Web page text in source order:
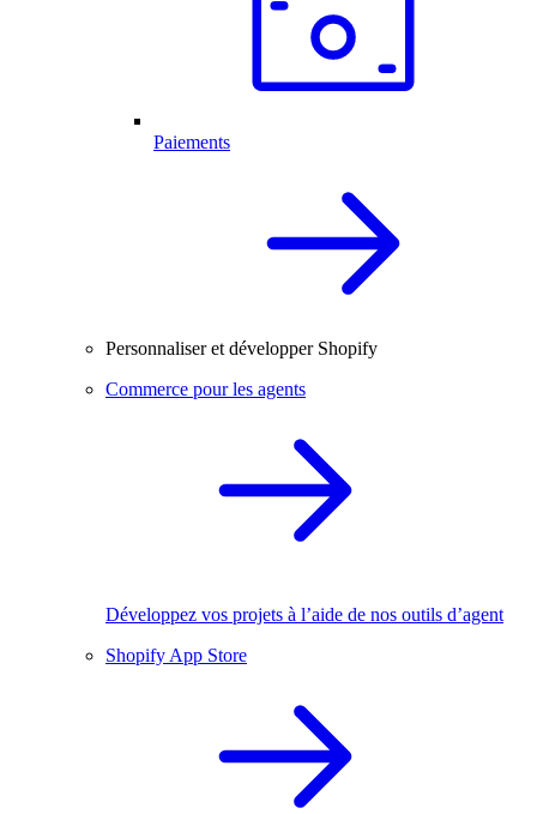
Paiements
Personnaliser et développer Shopify
Commerce pour les agents
Développez vos projets à l’aide de nos outils d’agent
Shopify App Store